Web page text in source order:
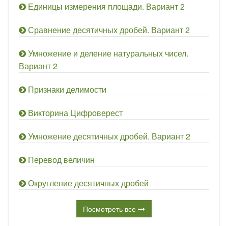
Единицы измерения площади. Вариант 2
Сравнение десятичных дробей. Вариант 2
Умножение и деление натуральных чисел.
Вариант 2
Признаки делимости
Викторина Цифроверест
Умножение десятичных дробей. Вариант 2
Перевод величин
Округление десятичных дробей
Посмотреть все